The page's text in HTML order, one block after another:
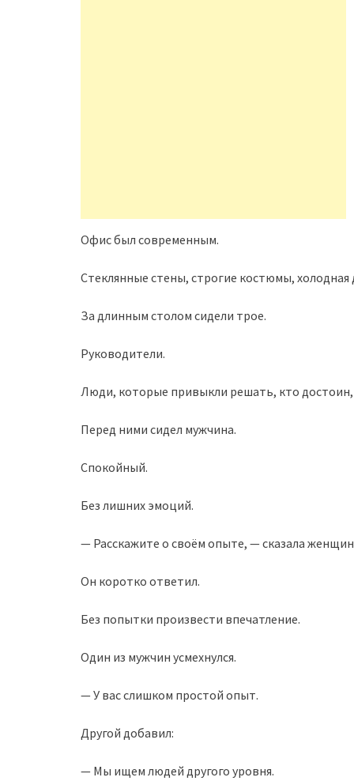
Офис был современным.
Стеклянные стены, строгие костюмы, холодная
За длинным столом сидели трое.
Руководители.
Люди, которые привыкли решать, кто
Перед ними сидел мужчина.
Спокойный.
Без лишних эмоций.
— Расскажите о своём опыте, — сказала
Он коротко ответил.
Без попытки произвести впечатление.
Один из мужчин усмехнулся.
— У вас слишком простой опыт.
Другой добавил:
— Мы ищем людей другого уровня.